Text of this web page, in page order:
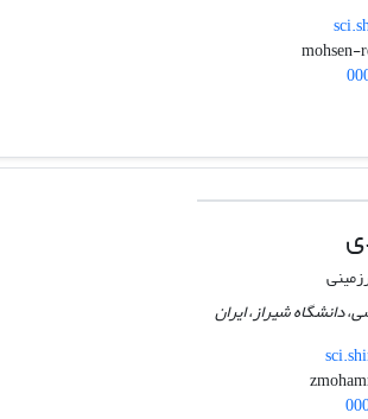
دانشگاه شیراز، ایران